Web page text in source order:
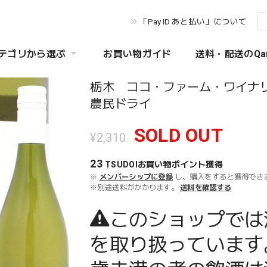
「Pay ID あと払い」について
ゴリから選ぶ お買い物ガイド 送料・配送の
栃木 ココ・ファーム・ワイ
農民ドライ
¥2,310 SOLD OUT
23 TSUDOIお買い物ポイント獲得
※ メンバーシップに登録 し、購入をすると獲得でき
※別途送料がかかります。
送料を確認する
このショップで
を取り扱っていま